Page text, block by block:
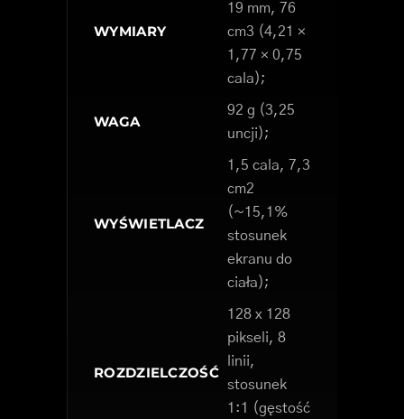
WYMIARY
19 mm, 76
cm3 (4,21 ×
1,77 × 0,75
cala);
WAGA
92 g (3,25
uncji);
WYŚWIETLACZ
1,5 cala, 7,3
cm2
(~15,1%
stosunek
ekranu do
ciała);
ROZDZIELCZOŚĆ
128 x 128
pikseli, 8
linii,
stosunek
1:1 (gęstość